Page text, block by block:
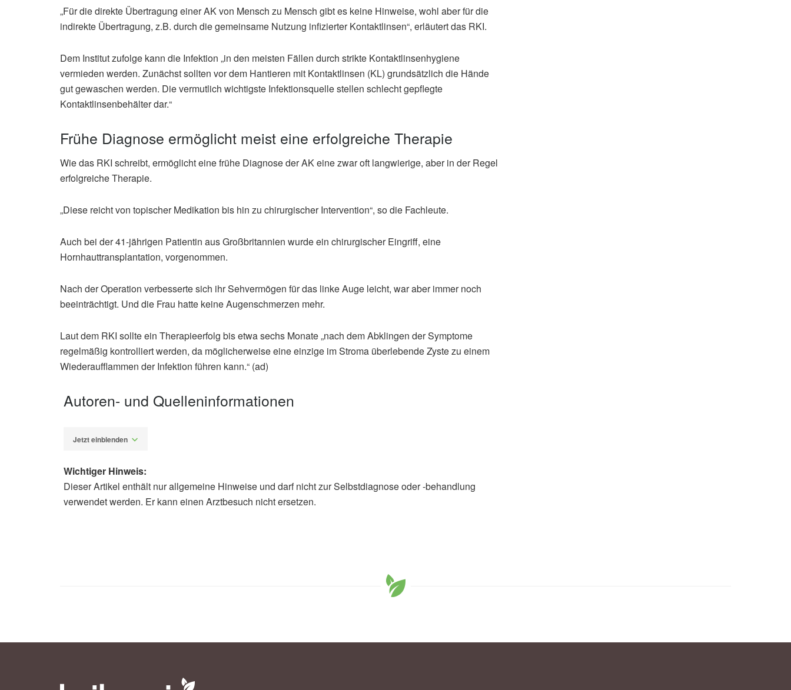
„Für die direkte Übertragung einer AK von Mensch zu Mensch gibt es keine Hinweise, wohl aber für die
indirekte Übertragung, z.B. durch die gemeinsame Nutzung infizierter Kontaktlinsen“, erläutert das RKI.
Dem Institut zufolge kann die Infektion „in den meisten Fällen durch strikte Kontaktlinsenhygiene
vermieden werden. Zunächst sollten vor dem Hantieren mit Kontaktlinsen (KL) grundsätzlich die Hände
gut gewaschen werden. Die vermutlich wichtigste Infektionsquelle stellen schlecht gepflegte
Kontaktlinsenbehälter dar.“
Frühe Diagnose ermöglicht meist eine erfolgreiche Therapie
Wie das RKI schreibt, ermöglicht eine frühe Diagnose der AK eine zwar oft langwierige, aber in der Regel
erfolgreiche Therapie.
„Diese reicht von topischer Medikation bis hin zu chirurgischer Intervention“, so die Fachleute.
Auch bei der 41-jährigen Patientin aus Großbritannien wurde ein chirurgischer Eingriff, eine
Hornhauttransplantation, vorgenommen.
Nach der Operation verbesserte sich ihr Sehvermögen für das linke Auge leicht, war aber immer noch
beeinträchtigt. Und die Frau hatte keine Augenschmerzen mehr.
Laut dem RKI sollte ein Therapieerfolg bis etwa sechs Monate „nach dem Abklingen der Symptome
regelmäßig kontrolliert werden, da möglicherweise eine einzige im Stroma überlebende Zyste zu einem
Wiederaufflammen der Infektion führen kann.“ (ad)
Autoren- und Quelleninformationen
Jetzt einblenden
Alfred Domke
Robert Koch Institut (RKI): Amöbenkeratitis (letzetr Abruf 02.08.2026),Robert Koch Institut
Wichtiger Hinweis:
Dieser Artikel enthält nur allgemeine Hinweise und darf nicht zur Selbstdiagnose oder -behandlung
verwendet werden. Er kann einen Arztbesuch nicht ersetzen.